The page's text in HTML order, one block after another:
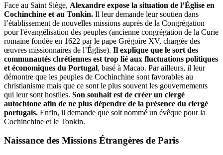
Face au Saint Siège, Alexandre expose la situation de l’Église en
Cochinchine et au Tonkin. Il leur demande leur soutien dans
l’établissement de nouvelles missions auprès de la Congrégation
pour l'évangélisation des peuples (ancienne congrégation de la Curie
romaine fondée en 1622 par le pape Grégoire XV, chargée des
œuvres missionnaires de l’Église). Il explique que le sort des
communautés chrétiennes est trop lié aux fluctuations politiques
et économiques du Portugal, basé à Macao. Par ailleurs, il leur
démontre que les peuples de Cochinchine sont favorables au
christianisme mais que ce sont le plus souvent les gouvernements
qui leur sont hostiles. Son souhait est de créer un clergé
autochtone afin de ne plus dépendre de la présence du clergé
portugais. Enfin, il demande que soit nommé un évêque pour la
Cochinchine et le Tonkin.
Naissance des Missions Étrangères de Paris